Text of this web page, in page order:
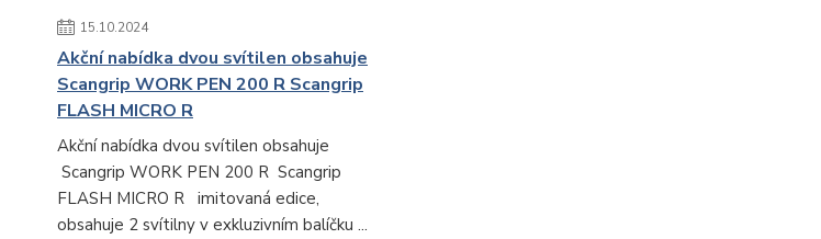
15.10.2024
Akční nabídka dvou svítilen obsahuje
Scangrip WORK PEN 200 R Scangrip
FLASH MICRO R
Akční nabídka dvou svítilen obsahuje
Scangrip WORK PEN 200 R Scangrip
FLASH MICRO R imitovaná edice,
obsahuje 2 svítilny v exkluzivním balíčku ...